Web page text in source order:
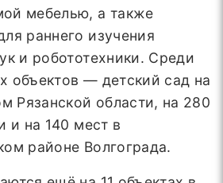
мебелью, а также
раннего изучения
и робототехники. Среди
объектов — детский сад на
Рязанской области, на 280
и на 140 мест в
районе Волгограда.